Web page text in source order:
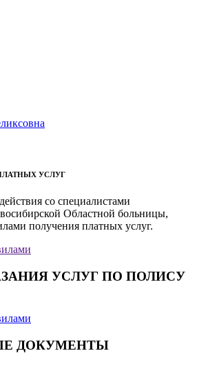
УСЛУГ
со специалистами
Областной больницы,
получения платных услуг.
УСЛУГ ПО ПОЛИСУ
ДОКУМЕНТЫ